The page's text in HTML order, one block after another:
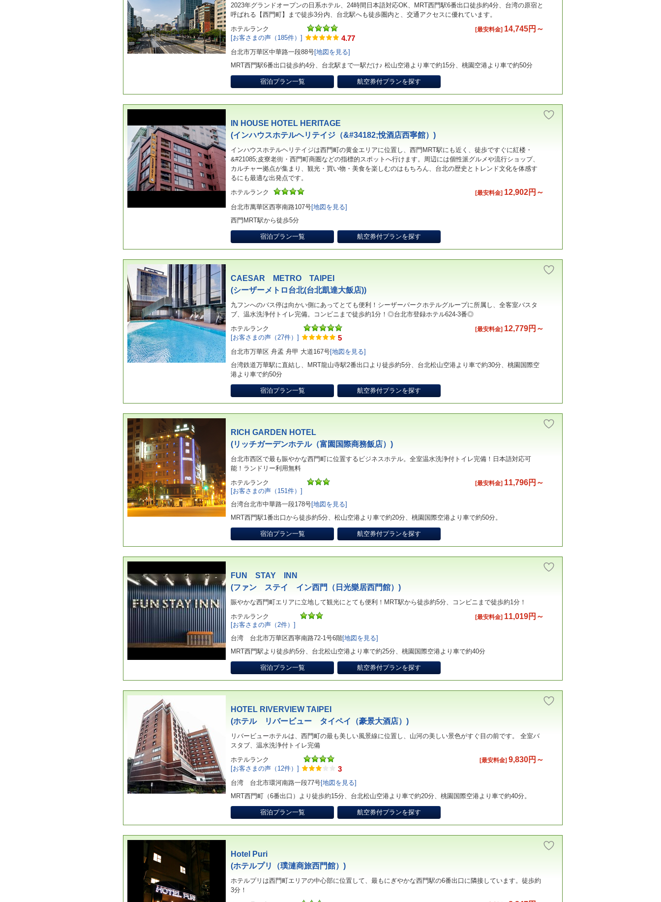
2023年グランドオープンの日系ホテル、24時間日本語対応OK、MRT西門駅6番出口徒歩約4分、台湾の原宿と
呼ばれる【西門町】まで徒歩3分内、台北駅へも徒歩圏内と、交通アクセスに優れています。
[最安料金] 14,745円～
ホテルランク
[お客さまの声（185件）]
4.77
台北市万華区中華路一段88号[地図を見る]
MRT西門駅6番出口徒歩約4分、台北駅まで一駅だけ♪ 松山空港より車で約15分、桃園空港より車で約50分
宿泊プラン一覧 航空券付プランを探す
IN HOUSE HOTEL HERITAGE
(インハウスホテルヘリテイジ（&#34182;悅酒店西寧館）)
インハウスホテルヘリテイジは西門町の黄金エリアに位置し、西門MRT駅にも近く、徒歩ですぐに紅楼・
&#21085;皮寮老街・西門町商圏などの指標的スポットへ行けます。周辺には個性派グルメや流行ショップ、
カルチャー拠点が集まり、観光・買い物・美食を楽しむのはもちろん、台北の歴史とトレンド文化を体感す
るにも最適な出発点です。
[最安料金] 12,902円～
ホテルランク
台北市萬華区西寧南路107号[地図を見る]
西門MRT駅から徒歩5分
宿泊プラン一覧 航空券付プランを探す
CAESAR METRO TAIPEI
(シーザーメトロ台北(台北凱達大飯店))
九フンへのバス停は向かい側にあってとても便利！シーザーパークホテルグループに所属し、全客室バスタ
ブ、温水洗浄付トイレ完備。コンビニまで徒歩約1分！◎台北市登録ホテル624-3番◎
[最安料金] 12,779円～
ホテルランク
[お客さまの声（27件）]
5
台北市万華区 舟孟 舟甲 大道167号[地図を見る]
台湾鉄道万華駅に直結し、MRT龍山寺駅2番出口より徒歩約5分、台北松山空港より車で約30分、桃園国際空
港より車で約50分
宿泊プラン一覧 航空券付プランを探す
RICH GARDEN HOTEL
(リッチガーデンホテル（富園国際商務飯店）)
台北市西区で最も賑やかな西門町に位置するビジネスホテル。全室温水洗浄付トイレ完備！日本語対応可
能！ランドリー利用無料
[最安料金] 11,796円～
ホテルランク
[お客さまの声（151件）]
台湾台北市中華路一段178号[地図を見る]
MRT西門駅1番出口から徒歩約5分、松山空港より車で約20分、桃園国際空港より車で約50分。
宿泊プラン一覧 航空券付プランを探す
FUN STAY INN
(ファン ステイ イン西門（日光樂居西門館）)
賑やかな西門町エリアに立地して観光にとても便利！MRT駅から徒歩約5分、コンビニまで徒歩約1分！
[最安料金] 11,019円～
ホテルランク
[お客さまの声（2件）]
台湾 台北市万華区西寧南路72-1号6階[地図を見る]
MRT西門駅より徒歩約5分、台北松山空港より車で約25分、桃園国際空港より車で約40分
宿泊プラン一覧 航空券付プランを探す
HOTEL RIVERVIEW TAIPEI
(ホテル リバービュー タイペイ（豪景大酒店）)
リバービューホテルは、西門町の最も美しい風景線に位置し、山河の美しい景色がすぐ目の前です。 全室バ
スタブ、温水洗浄付トイレ完備
[最安料金] 9,830円～
ホテルランク
[お客さまの声（12件）]
3
台湾 台北市環河南路一段77号[地図を見る]
MRT西門町（6番出口）より徒歩約15分、台北松山空港より車で約20分、桃園国際空港より車で約40分。
宿泊プラン一覧 航空券付プランを探す
Hotel Puri
(ホテルプリ（璞漣商旅西門館）)
ホテルプリは西門町エリアの中心部に位置して、最もにぎやかな西門駅の6番出口に隣接しています。徒歩約
3分！